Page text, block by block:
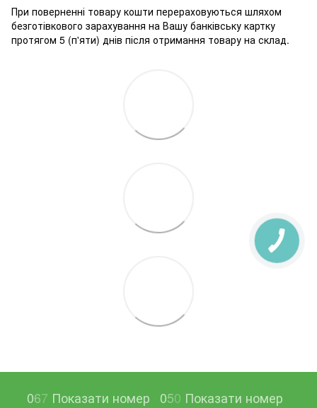
При поверненні товару кошти перераховуються шляхом
безготівкового зарахування на Вашу банківську картку
протягом 5 (п'яти) днів після отримання товару на склад.
067 Показати номер 050 Показати номер